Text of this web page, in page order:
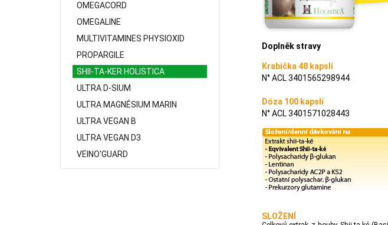
Doplněk stravy
Krabička 48 kapslí
N° ACL 3401565298944
Dóza 100 kapslí
N° ACL 3401571028443
SLOŽENÍ
OMEGACORD
OMEGALINE
MULTIVITAMINES PHYSIOXID
PROPARGILE
SHII-TA-KER HOLISTICA
ULTRA D-SIUM
ULTRA MAGNÉSIUM MARIN
ULTRA VEGAN B
ULTRA VEGAN D3
VEINO'GUARD